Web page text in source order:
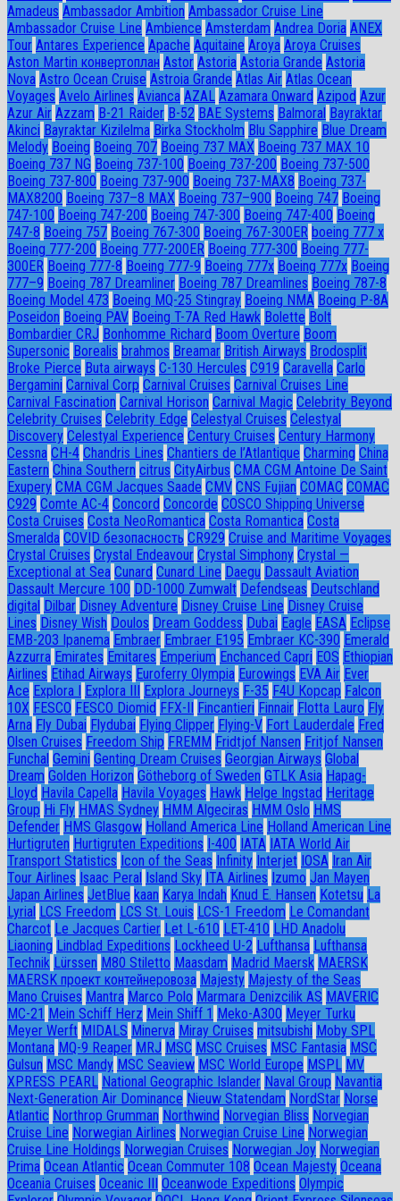
Amadeus Ambassador Ambition Ambassador Cruise Line
Ambassador Сruise Line Ambience Amsterdam Andrea Doria ANEX
Tour Antares Experience Apache Aquitaine Aroya Aroya Cruises
Aston Martin конвертоплан Astor Astoria Astoria Grande Astoria
Nova Astro Ocean Cruise Astroia Grande Atlas Air Atlas Ocean
Voyages Avelo Airlines Avianca AZAL Azamara Onward Azipod Azur
Azur Air Azzam B-21 Raider B-52 BAE Systems Balmoral Bayraktar
Akinci Bayraktar Kizilelma Birka Stockholm Blu Sapphire Blue Dream
Melody Boeing Boeing 707 Boeing 737 MAX Boeing 737 MAX 10
Boeing 737 NG Boeing 737-100 Boeing 737-200 Boeing 737-500
Boeing 737-800 Boeing 737-900 Boeing 737-MAX8 Boeing 737-
MAX8200 Boeing 737–8 MAX Boeing 737–900 Boeing 747 Boeing
747-100 Boeing 747-200 Boeing 747-300 Boeing 747-400 Boeing
747-8 Boeing 757 Boeing 767-300 Boeing 767-300ER boeing 777 x
Boeing 777-200 Boeing 777-200ER Boeing 777-300 Boeing 777-
300ER Boeing 777-8 Boeing 777-9 Boeing 777x Boeing 777х Boeing
777–9 Boeing 787 Dreamliner Boeing 787 Dreamlines Boeing 787-8
Boeing Model 473 Boeing MQ-25 Stingray Boeing NMA Boeing P-8A
Poseidon Boeing PAV Boeing T-7A Red Hawk Bolette Bolt
Bombardier CRJ Bonhomme Richard Boom Overture Boom
Supersonic Borealis brahmos Breamar British Airways Brodosplit
Broke Pierce Buta airways C-130 Hercules C919 Caravella Carlo
Bergamini Carnival Corp Carnival Cruises Carnival Cruises Line
Carnival Fascination Carnival Horison Carnival Magic Celebrity Beyond
Celebrity Cruises Celebrity Edge Celestyal Cruises Celestyal
Discovery Celestyal Experience Century Cruises Century Harmony
Cessna CH-4 Chandris Lines Chantiers de l’Atlantique Charming China
Eastern China Southern citrus CityAirbus CMA CGM Antoine De Saint
Exupery CMA CGM Jacques Saade CMV CNS Fujian COMAC COMAC
C929 Comte AC-4 Concord Concorde COSCO Shipping Universe
Costa Cruises Costa NeoRomantica Costa Romantica Costa
Smeralda COVID безопасность CR929 Cruise and Maritime Voyages
Crystal Cruises Crystal Endeavour Crystal Simphony Crystal —
Exceptional at Sea Cunard Cunard Line Daegu Dassault Aviation
Dassault Mercure 100 DD-1000 Zumwalt Defendseas Deutschland
digital Dilbar Disney Adventure Disney Cruise Line Disney Cruise
Lines Disney Wish Doulos Dream Goddess Dubai Eagle EASA Eclipse
EMB-203 Ipanema Embraer Embraer E195 Embraer KC-390 Emerald
Azzurra Emirates Emitares Emperium Enchanced Capri EOS Ethiopian
Airlines Etihad Airways Euroferry Olympia Eurowings EVA Air Ever
Ace Explora I Explora III Explora Journeys F-35 F4U Корсар Falcon
10X FESCO FESCO Diomid FFX-II Fincantieri Finnair Flotta Lauro Fly
Arna Fly Dubai Flydubai Flying Clipper Flying-V Fort Lauderdale Fred
Olsen Cruises Freedom Ship FREMM Fridtjof Nansen Fritjof Nansen
Funchal Gemini Genting Dream Cruises Georgian Airways Global
Dream Golden Horizon Götheborg of Sweden GTLK Asia Hapag-
Lloyd Havila Capella Havila Voyages Hawk Helge Ingstad Heritage
Group Hi Fly HMAS Sydney HMM Algeciras HMM Oslo HMS
Defender HMS Glasgow Holland America Line Holland American Line
Hurtigruten Hurtigruten Expeditions I-400 IATA IATA World Air
Transport Statistics Icon of the Seas Infinity Interjet IOSA Iran Air
Tour Airlines Isaac Peral Island Sky ITA Airlines Izumo Jan Mayen
Japan Airlines JetBlue kaan Karya Indah Knud E. Hansen Kotetsu La
Lyrial LCS Freedom LCS St. Louis LCS-1 Freedom Le Comandant
Charcot Le Jacques Cartier Let L-610 LET-410 LHD Anadolu
Liaoning Lindblad Expeditions Lockheed U-2 Lufthansa Lufthansa
Technik Lürssen M80 Stiletto Maasdam Madrid Maersk MAERSK
MAERSK проект контейнеровоза Majesty Majesty of the Seas
Mano Cruises Mantra Marco Polo Marmara Denizcilik AS MAVERIC
MC-21 Mein Schiff Herz Mein Shiff 1 Meko-A300 Meyer Turku
Meyer Werft MIDALS Minerva Miray Cruises mitsubishi Moby SPL
Montana MQ-9 Reaper MRJ MSC MSC Cruises MSC Fantasia MSC
Gulsun MSC Mandy MSC Seaview MSC World Europe MSPL MV
XPRESS PEARL National Geographic Islander Naval Group Navantia
Next-Generation Air Dominance Nieuw Statendam NordStar Norse
Atlantic Northrop Grumman Northwind Norvegian Bliss Norvegian
Cruise Line Norwegian Airlines Norwegian Cruise Line Norwegian
Cruise Line Holdings Norwegian Cruises Norwegian Joy Norwegian
Prima Ocean Atlantic Ocean Commuter 108 Ocean Majesty Oceana
Oceania Cruises Oceanic III Oceanwode Expeditions Olympic